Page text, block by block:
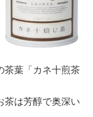
茶葉「カネ十煎茶
茶は芳醇で奥深い